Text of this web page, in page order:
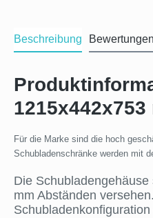
Beschreibung Bewertungen
Für die Marke sind die hoch
Schubladenschränke werden mit
Die
mm Abständen